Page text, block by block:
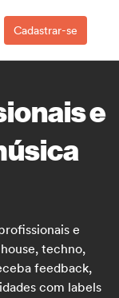
Cadastrar-se
e
e
techno,
feedback,
com labels